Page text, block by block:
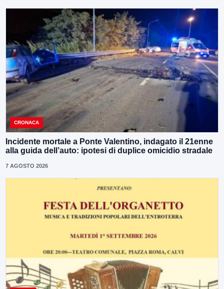
CRONACA
Incidente mortale a Ponte Valentino, indagato il 21enne
alla guida dell’auto: ipotesi di duplice omicidio stradale
7 AGOSTO 2026